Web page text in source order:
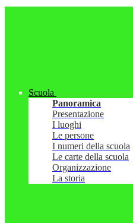
Scuola
Panoramica
Presentazione
I luoghi
Le persone
I numeri della scuola
Le carte della scuola
Organizzazione
La storia